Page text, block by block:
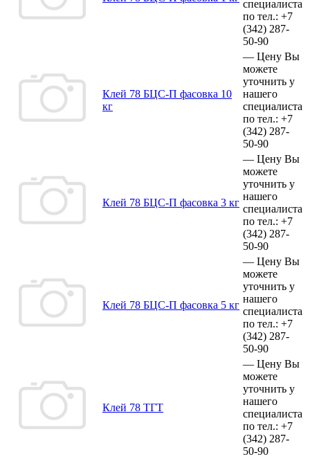
специалиста
по тел.: +7
(342) 287-
50-90
Клей 78 БЦС-П фасовка 10
кг
— Цену Вы
можете
уточнить у
нашего
специалиста
по тел.: +7
(342) 287-
50-90
Клей 78 БЦС-П фасовка 3 кг
— Цену Вы
можете
уточнить у
нашего
специалиста
по тел.: +7
(342) 287-
50-90
Клей 78 БЦС-П фасовка 5 кг
— Цену Вы
можете
уточнить у
нашего
специалиста
по тел.: +7
(342) 287-
50-90
Клей 78 ТГТ
— Цену Вы
можете
уточнить у
нашего
специалиста
по тел.: +7
(342) 287-
50-90